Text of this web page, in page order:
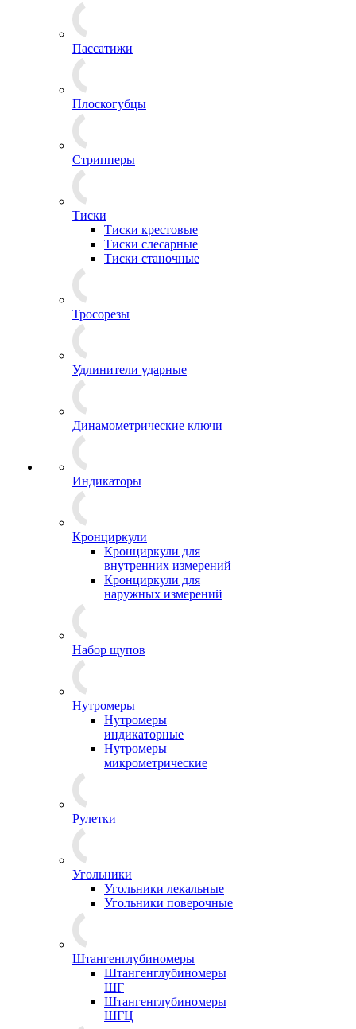
Пассатижи
Плоскогубцы
Стрипперы
Тиски
Тиски крестовые
Тиски слесарные
Тиски станочные
Тросорезы
Удлинители ударные
Динамометрические ключи
Индикаторы
Кронциркули
Кронциркули для
внутренних измерений
Кронциркули для
наружных измерений
Набор щупов
Нутромеры
Нутромеры
индикаторные
Нутромеры
микрометрические
Рулетки
Угольники
Угольники лекальные
Угольники поверочные
Штангенглубиномеры
Штангенглубиномеры
ШГ
Штангенглубиномеры
ШГЦ